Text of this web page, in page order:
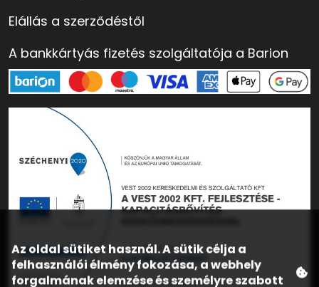
Elállás a szerződéstől
A bankkártyás fizetés szolgáltatója a Barion
Az oldal sütiket használ. A sütik célja a
felhasználói élmény fokozása, a webhely
forgalmának elemzése és személyre szabott